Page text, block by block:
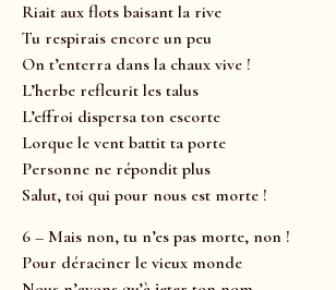
Riait aux flots baisant la rive
Tu respirais encore un peu
On t’enterra dans la chaux vive !
L’herbe refleurit les talus
L’effroi dispersa ton escorte
Lorque le vent battit ta porte
Personne ne répondit plus
Salut, toi qui pour nous est morte !
6 – Mais non, tu n’es pas morte, non !
Pour déraciner le vieux monde